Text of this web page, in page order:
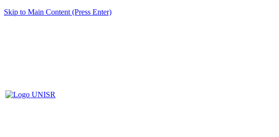
Skip to Main Content (Press Enter)